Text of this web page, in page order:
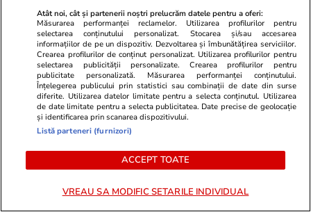
nu schimbă vieți printr-un gest
spectaculos, ci prin faptul că
revin”
05 aug.
Auziți balastierele găinarilor
cum încarcă la cutiile de
pantofi?
Atât noi, cât și partenerii noștri prelucrăm datele pentru a oferi:
Măsurarea performanței reclamelor. Utilizarea profilurilor pentru
selectarea conținutului personalizat. Stocarea și/sau accesarea
informațiilor de pe un dispozitiv. Dezvoltarea și îmbunătățirea serviciilor.
Crearea profilurilor de conținut personalizat. Utilizarea profilurilor pentru
selectarea publicității personalizate. Crearea profilurilor pentru
publicitate personalizată. Măsurarea performanței conținutului.
Înțelegerea publicului prin statistici sau combinații de date din surse
diferite. Utilizarea datelor limitate pentru a selecta conținutul. Utilizarea
de date limitate pentru a selecta publicitatea. Date precise de geolocație
și identificarea prin scanarea dispozitivului.
Listă parteneri (furnizori)
ACCEPT TOATE
VREAU SA MODIFIC SETARILE INDIVIDUAL